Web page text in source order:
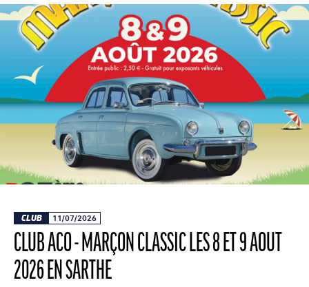
CLUB 11/07/2026
CLUB ACO - MARÇON CLASSIC LES 8 ET 9 AOÛT
2026 EN SARTHE